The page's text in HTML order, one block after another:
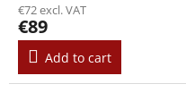
€72 excl. VAT
€89
Add to cart